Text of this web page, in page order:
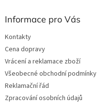
Informace pro Vás
Kontakty
Cena dopravy
Vrácení a reklamace zboží
Všeobecné obchodní podmínky
Reklamační řád
Zpracování osobních údajů